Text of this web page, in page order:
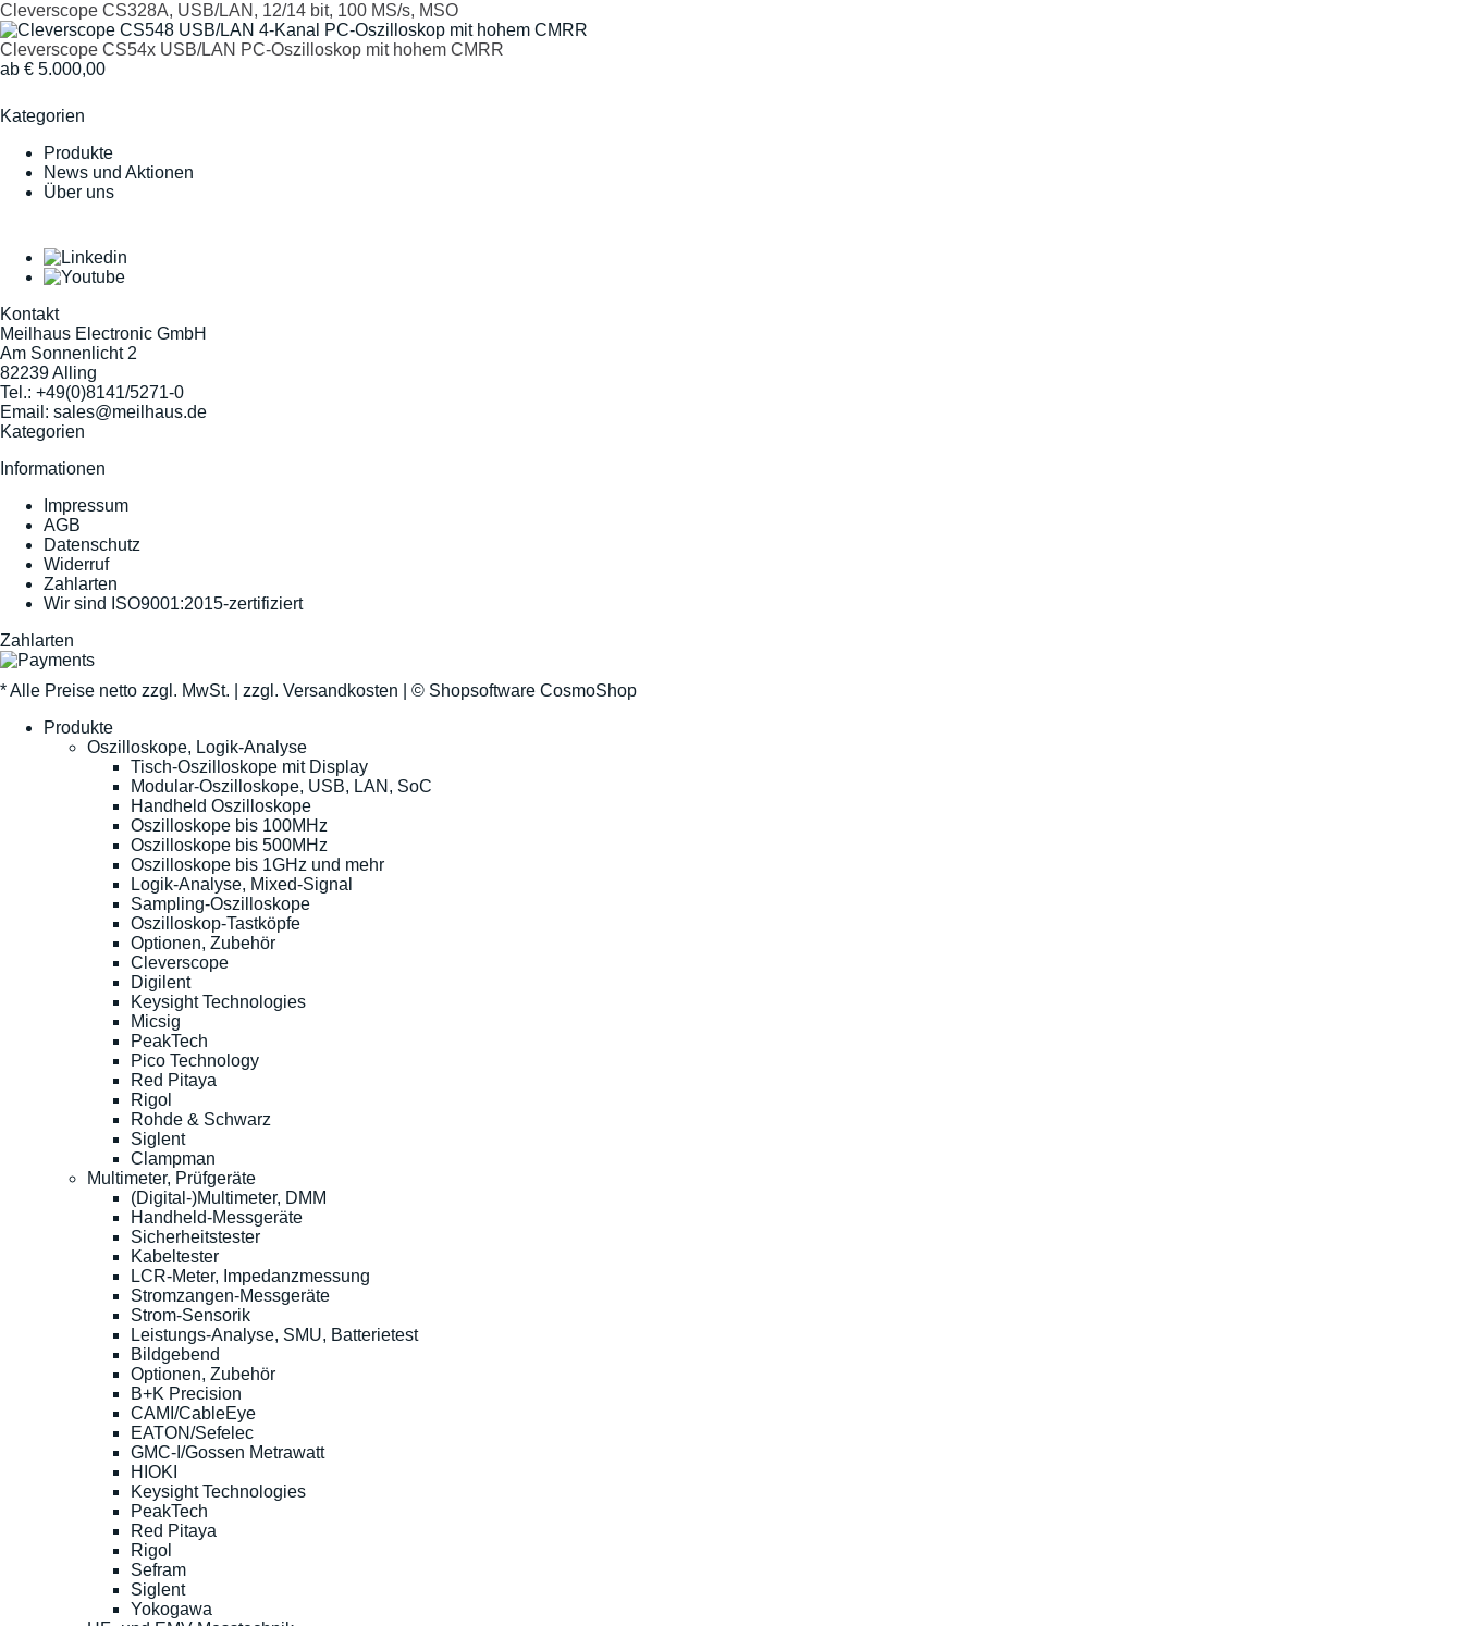
Cleverscope CS328A, USB/LAN, 12/14 bit, 100 MS/s, MSO
Cleverscope CS54x USB/LAN PC-Oszilloskop mit hohem CMRR
ab € 5.000,00
Kategorien
Produkte
News und Aktionen
Über uns
Kontakt
Meilhaus Electronic GmbH
Am Sonnenlicht 2
82239 Alling
Tel.: +49(0)8141/5271-0
Email: sales@meilhaus.de
Kategorien
Informationen
Impressum
AGB
Datenschutz
Widerruf
Zahlarten
Wir sind ISO9001:2015-zertifiziert
Zahlarten
* Alle Preise netto zzgl. MwSt. | zzgl. Versandkosten | © Shopsoftware CosmoShop
Produkte
Oszilloskope, Logik-Analyse
Tisch-Oszilloskope mit Display
Modular-Oszilloskope, USB, LAN, SoC
Handheld Oszilloskope
Oszilloskope bis 100MHz
Oszilloskope bis 500MHz
Oszilloskope bis 1GHz und mehr
Logik-Analyse, Mixed-Signal
Sampling-Oszilloskope
Oszilloskop-Tastköpfe
Optionen, Zubehör
Cleverscope
Digilent
Keysight Technologies
Micsig
PeakTech
Pico Technology
Red Pitaya
Rigol
Rohde & Schwarz
Siglent
Clampman
Multimeter, Prüfgeräte
(Digital-)Multimeter, DMM
Handheld-Messgeräte
Sicherheitstester
Kabeltester
LCR-Meter, Impedanzmessung
Stromzangen-Messgeräte
Strom-Sensorik
Leistungs-Analyse, SMU, Batterietest
Bildgebend
Optionen, Zubehör
B+K Precision
CAMI/CableEye
EATON/Sefelec
GMC-I/Gossen Metrawatt
HIOKI
Keysight Technologies
PeakTech
Red Pitaya
Rigol
Sefram
Siglent
Yokogawa